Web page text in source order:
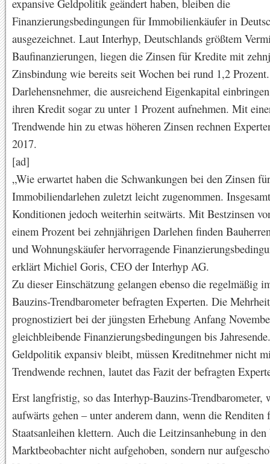
expansive Geldpolitik geändert haben, bleiben die
Finanzierungsbedingungen für Immobilienkäufer in
ausgezeichnet. Laut Interhyp, Deutschlands größtem
Baufinanzierungen, liegen die Zinsen für Kredite mit
Zinsbindung wie bereits seit Wochen bei rund 1,2 Prozent.
Darlehensnehmer, die ausreichend Eigenkapital
ihren Kredit sogar zu unter 1 Prozent aufnehmen. Mit
Trendwende hin zu etwas höheren Zinsen rechnen
2017.
[ad]
„Wie erwartet haben die Schwankungen bei den Zinsen für
Immobiliendarlehen zuletzt leicht zugenommen.
Konditionen jedoch weiterhin seitwärts. Mit Bestzinsen
einem Prozent bei zehnjährigen Darlehen finden
und Wohnungskäufer hervorragende
erklärt Michiel Goris, CEO der Interhyp AG.
Zu dieser Einschätzung gelangen ebenso die regelmäßig
Bauzins-Trendbarometer befragten Experten. Die Mehrheit
prognostiziert bei der jüngsten Erhebung Anfang
gleichbleibende Finanzierungsbedingungen bis
Geldpolitik expansiv bleibt, müssen Kreditnehmer nicht
Trendwende rechnen, lautet das Fazit der befragten
Erst langfristig, so das Interhyp-Bauzins-Trendbarometer,
aufwärts gehen – unter anderem dann, wenn die Renditen
Staatsanleihen klettern. Auch die Leitzinsanhebung in
Marktbeobachter nicht aufgehoben, sondern nur